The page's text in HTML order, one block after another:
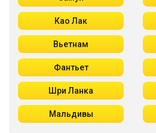
Као Лак
Вьетнам
Фантьет
Шри Ланка
Мальдивы